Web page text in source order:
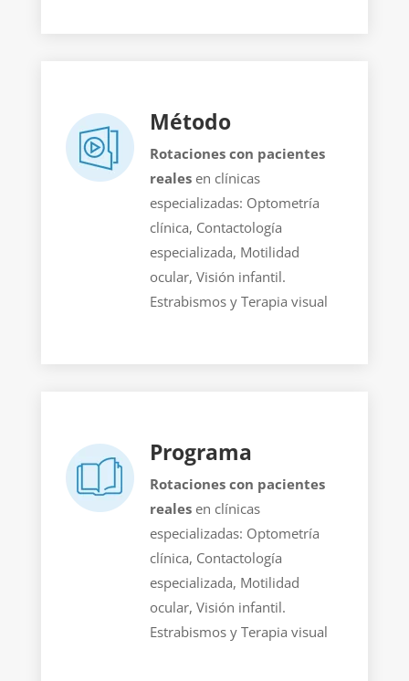
Método
Rotaciones con pacientes
reales en clínicas
especializadas: Optometría
clínica, Contactología
especializada, Motilidad
ocular, Visión infantil.
Estrabismos y Terapia visual
Programa
Rotaciones con pacientes
reales en clínicas
especializadas: Optometría
clínica, Contactología
especializada, Motilidad
ocular, Visión infantil.
Estrabismos y Terapia visual